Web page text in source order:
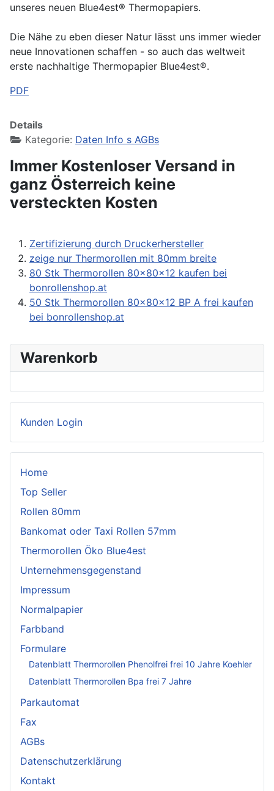
Warenkorb
Kunden Login
Home
Top Seller
Rollen 80mm
Bankomat oder Taxi Rollen 57mm
Thermorollen Öko Blue4est
Unternehmensgegenstand
Impressum
Normalpapier
Farbband
Formulare
Datenblatt Thermorollen Phenolfrei frei 10 Jahre Koehler
Datenblatt Thermorollen Bpa frei 7 Jahre
Parkautomat
Fax
AGBs
Datenschutzerklärung
Kontakt
unseres neuen Blue4est® Thermopapiers.
Die Nähe zu eben dieser Natur lässt uns immer wieder
neue Innovationen schaffen - so auch das weltweit
erste nachhaltige Thermopapier Blue4est®.
PDF
Details
Kategorie: Daten Info s AGBs
Immer Kostenloser Versand in
ganz Österreich keine
versteckten Kosten
Zertifizierung durch Druckerhersteller
zeige nur Thermorollen mit 80mm breite
80 Stk Thermorollen 80x80x12 kaufen bei
bonrollenshop.at
50 Stk Thermorollen 80x80x12 BP A frei kaufen
bei bonrollenshop.at